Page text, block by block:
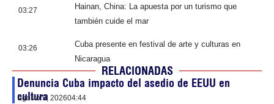
03:27
Hainan, China: La apuesta por un turismo que
también cuide el mar
03:26
Cuba presente en festival de arte y culturas en
Nicaragua
RELACIONADAS
Denuncia Cuba impacto del asedio de EEUU en
cultura
agosto 9, 202604:44